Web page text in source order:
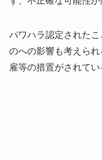
パワハラ認定された
のへの影響も考えら
雇等の措置がされてい